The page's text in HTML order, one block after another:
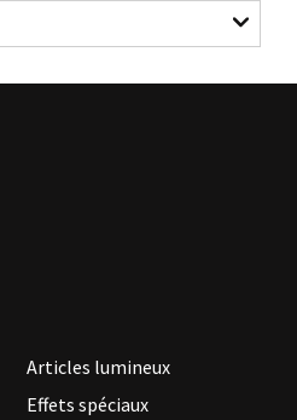
Articles lumineux
Effets spéciaux